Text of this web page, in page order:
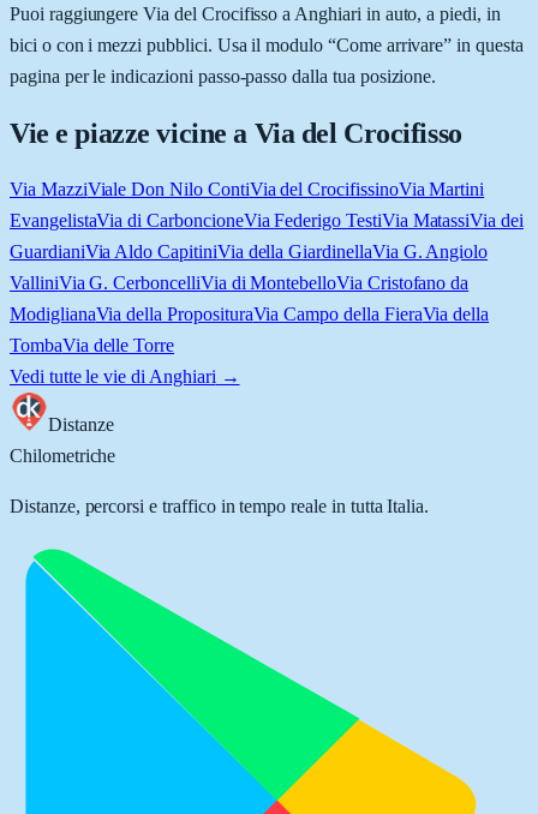
Puoi raggiungere Via del Crocifisso a Anghiari in auto, a piedi, in
bici o con i mezzi pubblici. Usa il modulo “Come arrivare” in questa
pagina per le indicazioni passo-passo dalla tua posizione.
Vie e piazze vicine a Via del Crocifisso
Via MazziViale Don Nilo ContiVia del CrocifissinoVia Martini
EvangelistaVia di CarboncioneVia Federigo TestiVia MatassiVia dei
GuardianiVia Aldo CapitiniVia della GiardinellaVia G. Angiolo
ValliniVia G. CerboncelliVia di MontebelloVia Cristofano da
ModiglianaVia della ProposituraVia Campo della FieraVia della
TombaVia delle Torre
Vedi tutte le vie di Anghiari →
Distanze
Chilometriche
Distanze, percorsi e traffico in tempo reale in tutta Italia.